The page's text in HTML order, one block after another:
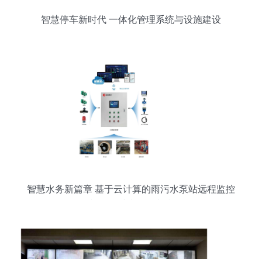
智慧停车新时代 一体化管理系统与设施建设
智慧水务新篇章 基于云计算的雨污水泵站远程监控